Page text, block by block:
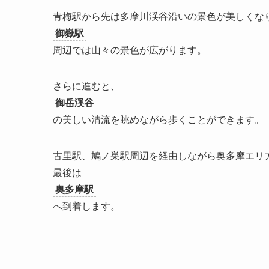
青梅駅から先は多摩川渓谷沿いの景色が美しくな
御嶽駅
周辺では山々の景色が広がります。
さらに進むと、
御岳渓谷
の美しい清流を眺めながら歩くことができます。
古里駅、鳩ノ巣駅周辺を経由しながら奥多摩エリ
最後は
奥多摩駅
へ到着します。